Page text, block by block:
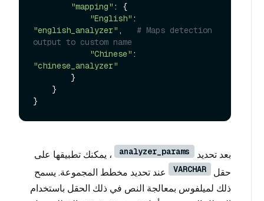
"mapping" : {
"English"
"english_analyzer" , # Maps detection
output to custom name
"Chinese"
"chinese_analyzer"
بعد تحديد analyzer_params
، يمكنك تطبيقها على
حقل
VARCHAR
عند تحديد مخطط المجموعة. يسمح
ذلك لميلفوس بمعالجة النص في ذلك الحقل باستخدام